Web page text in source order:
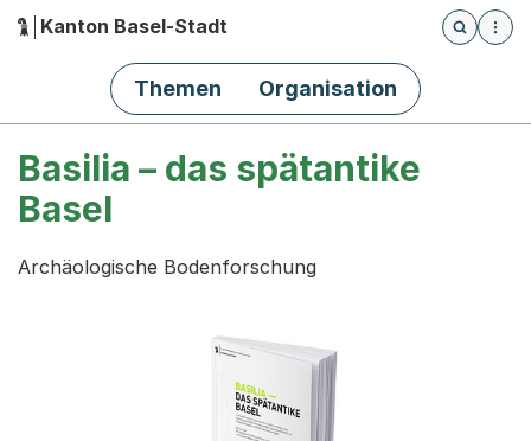
Hauptnavigation
Kanton Basel-Stadt
Öffnet
Themen Organisation
Basilia – das spätantike
Basel
Archäologische Bodenforschung